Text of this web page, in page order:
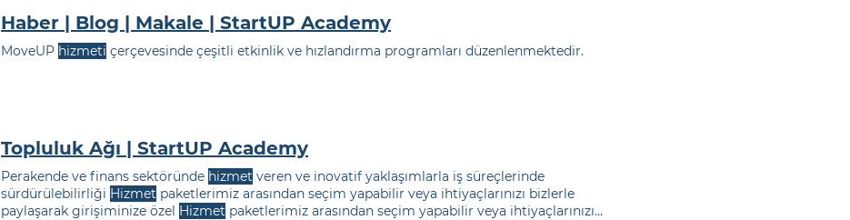
Haber | Blog | Makale | StartUP Academy
MoveUP hizmeti çerçevesinde çeşitli etkinlik ve hızlandırma programları düzenlenmektedir.
Topluluk Ağı | StartUP Academy
Perakende ve finans sektöründe hizmet veren ve inovatif yaklaşımlarla iş süreçlerinde
sürdürülebilirliği Hizmet paketlerimiz arasından seçim yapabilir veya ihtiyaçlarınızı bizlerle
paylaşarak girişiminize özel Hizmet paketlerimiz arasından seçim yapabilir veya ihtiyaçlarınızı